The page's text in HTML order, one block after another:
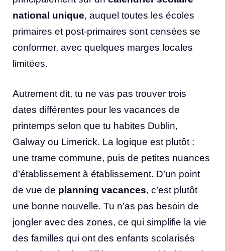
national unique, auquel toutes les écoles
primaires et post-primaires sont censées se
conformer, avec quelques marges locales
limitées.
Autrement dit, tu ne vas pas trouver trois
dates différentes pour les vacances de
printemps selon que tu habites Dublin,
Galway ou Limerick. La logique est plutôt :
une trame commune, puis de petites nuances
d’établissement à établissement. D’un point
de vue de planning vacances, c’est plutôt
une bonne nouvelle. Tu n’as pas besoin de
jongler avec des zones, ce qui simplifie la vie
des familles qui ont des enfants scolarisés